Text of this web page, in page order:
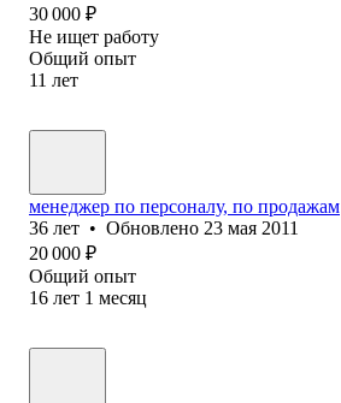
30 000 ₽
Не ищет работу
Общий опыт
11 лет
менеджер по персоналу, по продажам
36 лет • Обновлено 23 мая 2011
20 000 ₽
Общий опыт
16 лет 1 месяц